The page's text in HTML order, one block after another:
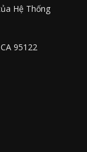
Hệ Thống
95122